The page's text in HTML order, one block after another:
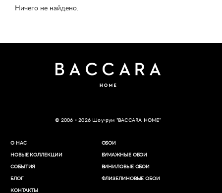
Ничего не найдено.
© 2006 - 2026 Шоу-рум “BACCARA HOME”
О НАС
НОВЫЕ КОЛЛЕКЦИИ
СОБЫТИЯ
БЛОГ
КОНТАКТЫ
ОБОИ
БУМАЖНЫЕ ОБОИ
ВИНИЛОВЫЕ ОБОИ​
ФЛИЗЕЛИНОВЫЕ ОБОИ